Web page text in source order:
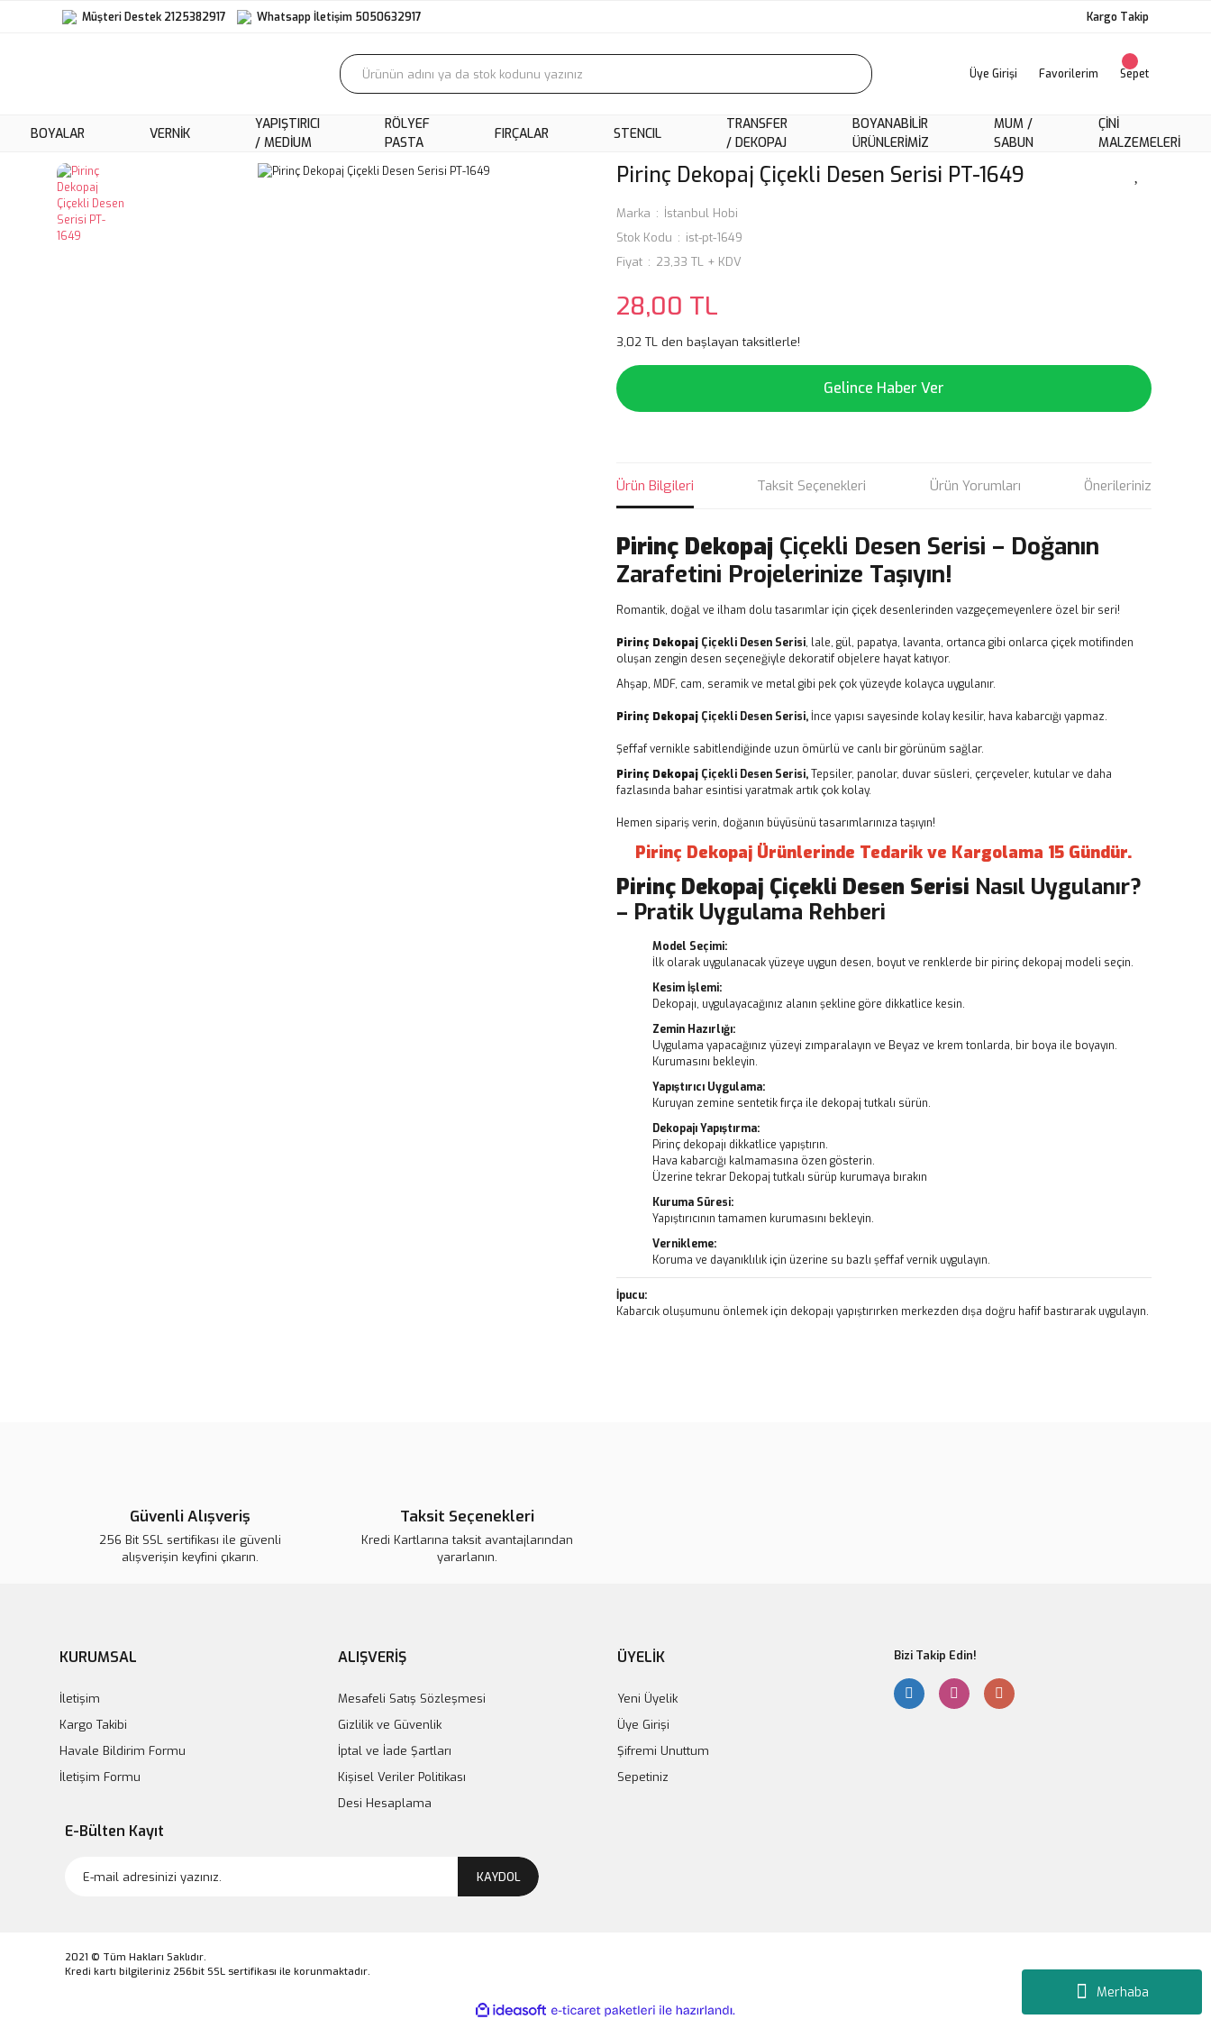
Merhaba
Müşteri Destek 2125382917 Whatsapp İletişim 5050632917 Kargo Takip
Üye Girişi Favorilerim Sepet
BOYALAR VERNIK
YAPIŞTIRICI
/ MEDIUM
RÖLYEF
PASTA
FIRÇALAR STENCIL
TRANSFER
/ DEKOPAJ
BOYANABILIR
ÜRÜNLERIMIZ
MUM /
SABUN
ÇINI
MALZEMELERI
Pirinç Dekopaj Çiçekli Desen Serisi PT-1649
Marka
İstanbul Hobi
Stok Kodu
ist-pt-1649
Fiyat
23,33 TL + KDV
28,00 TL
3,02 TL den başlayan taksitlerle!
Gelince Haber Ver
Ürün Bilgileri Taksit Seçenekleri Ürün Yorumları Önerileriniz
Pirinç Dekopaj Çiçekli Desen Serisi – Doğanın
Zarafetini Projelerinize Taşıyın!
Romantik, doğal ve ilham dolu tasarımlar için çiçek desenlerinden vazgeçemeyenlere özel bir seri!
Pirinç Dekopaj Çiçekli Desen Serisi, lale, gül, papatya, lavanta, ortanca gibi onlarca çiçek motifinden
oluşan zengin desen seçeneğiyle dekoratif objelere hayat katıyor.
Ahşap, MDF, cam, seramik ve metal gibi pek çok yüzeyde kolayca uygulanır.
Pirinç Dekopaj Çiçekli Desen Serisi, İnce yapısı sayesinde kolay kesilir, hava kabarcığı yapmaz.
Şeffaf vernikle sabitlendiğinde uzun ömürlü ve canlı bir görünüm sağlar.
Pirinç Dekopaj Çiçekli Desen Serisi,Tepsiler, panolar, duvar süsleri, çerçeveler, kutular ve daha
fazlasında bahar esintisi yaratmak artık çok kolay.
Hemen sipariş verin, doğanın büyüsünü tasarımlarınıza taşıyın!
Pirinç Dekopaj Ürünlerinde Tedarik ve Kargolama 15 Gündür.
Pirinç Dekopaj Çiçekli Desen Serisi Nasıl Uygulanır?
– Pratik Uygulama Rehberi
Model Seçimi:
İlk olarak uygulanacak yüzeye uygun desen, boyut ve renklerde bir pirinç dekopaj modeli seçin.
Kesim İşlemi:
Dekopajı, uygulayacağınız alanın şekline göre dikkatlice kesin.
Zemin Hazırlığı:
Uygulama yapacağınız yüzeyi zımparalayın ve Beyaz ve krem tonlarda, bir boya ile boyayın.
Kurumasını bekleyin.
Yapıştırıcı Uygulama:
Kuruyan zemine sentetik fırça ile dekopaj tutkalı sürün.
Dekopajı Yapıştırma:
Pirinç dekopajı dikkatlice yapıştırın.
Hava kabarcığı kalmamasına özen gösterin.
Üzerine tekrar Dekopaj tutkalı sürüp kurumaya bırakın
Kuruma Süresi:
Yapıştırıcının tamamen kurumasını bekleyin.
Vernikleme:
Koruma ve dayanıklılık için üzerine su bazlı şeffaf vernik uygulayın.
İpucu:
Kabarcık oluşumunu önlemek için dekopajı yapıştırırken merkezden dışa doğru hafif bastırarak uygulayın.
Gönder
Güvenli Alışveriş
256 Bit SSL sertifikası ile güvenli
alışverişin keyfini çıkarın.
Taksit Seçenekleri
Kredi Kartlarına taksit avantajlarından
yararlanın.
KURUMSAL
İletişim
Kargo Takibi
Havale Bildirim Formu
İletişim Formu
ALIŞVERİŞ
Mesafeli Satış Sözleşmesi
Gizlilik ve Güvenlik
İptal ve İade Şartları
Kişisel Veriler Politikası
Desi Hesaplama
ÜYELİK
Yeni Üyelik
Üye Girişi
Şifremi Unuttum
Sepetiniz
Bizi Takip Edin!
E-Bülten Kayıt
KAYDOL
2021 © Tüm Hakları Saklıdır.
Kredi kartı bilgileriniz 256bit SSL sertifikası ile korunmaktadır.
ideasoft e-